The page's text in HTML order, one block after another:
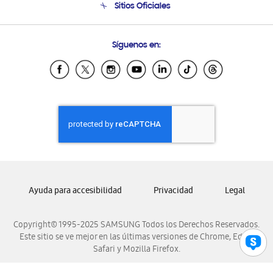
Condiciones de Compra
Soporte vía eMail
Sitios Oficiales
Samsung Ecuador
Samsung El Salvador
Samsung Honduras
Samsung Nicaragua
Samsung Panamá
Samsung Venezuela
Síguenos en:
Copyright© 1995-2025 SAMSUNG Todos los Derechos Reservados.
Este sitio se ve mejor en las últimas versiones de Chrome, Edge,
Safari y Mozilla Firefox.
Ayuda para accesibilidad Privacidad Legal